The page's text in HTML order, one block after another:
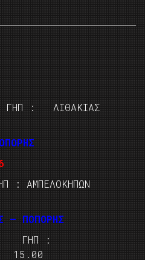
ΓΗΠ : ΛΙΘΑΚΙΑΣ
: ΑΜΠΕΛΟΚΗΠΩΝ
– ΠΟΠΟΡΗΣ
ΓΗΠ :